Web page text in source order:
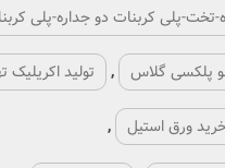
تخت-پلی کربنات دو جداره-پلی
پلکسی گلاس , تولید اکریلیک
ورق استیل ,